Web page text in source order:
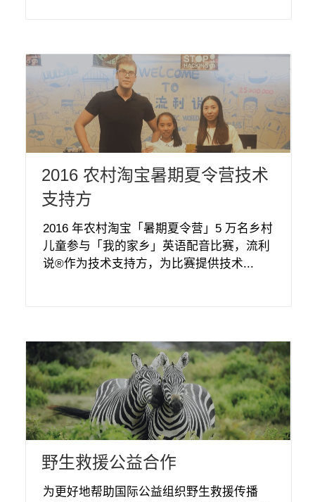
2016 农村淘宝暑期夏令营技术
支持方
2016 年农村淘宝「暑期夏令营」5 万名乡村
儿童参与「我的家乡」英语配音比赛，流利
说®作为技术支持方，为比赛提供技术...
野生救援公益合作
为更好地帮助国际公益组织野生救援传播